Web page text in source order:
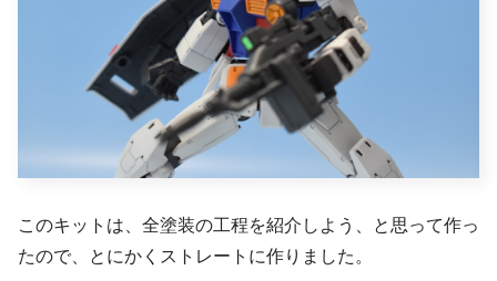
このキットは、全塗装の工程を紹介しよう、と思って作っ
たので、とにかくストレートに作りました。